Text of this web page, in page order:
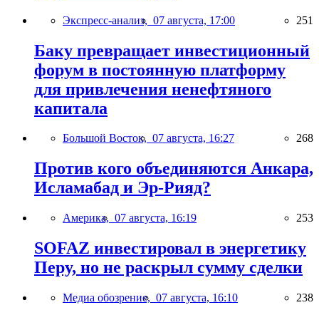
Экспресс-анализ, 07 августа, 17:00 251
Баку превращает инвестиционный
форум в постоянную платформу
для привлечения ненефтяного
капитала
Большой Восток, 07 августа, 16:27 268
Против кого объединяются Анкара,
Исламабад и Эр-Рияд?
Америка, 07 августа, 16:19 253
SOFAZ инвестировал в энергетику
Перу, но не раскрыл сумму сделки
Медиа обозрение, 07 августа, 16:10 238